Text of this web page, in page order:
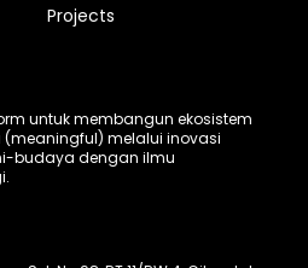
Projects
untuk membangun ekosistem
melalui inovasi
budaya dengan ilmu